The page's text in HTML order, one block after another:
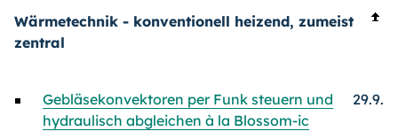
Wärmetechnik - konventionell heizend, zumeist
zentral
Gebläsekonvektoren per Funk steuern und
hydraulisch abgleichen à la Blossom-ic
29.9.